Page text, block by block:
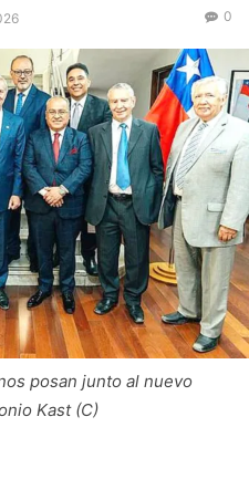
0
posan junto al nuevo
Kast (C)